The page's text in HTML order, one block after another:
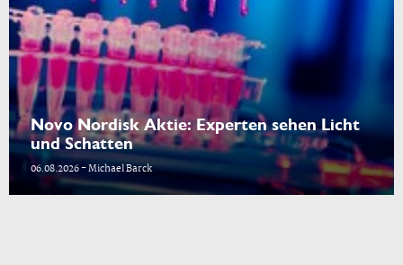
Novo Nordisk Aktie: Experten sehen Licht
und Schatten
06.08.2026 - Michael Barck